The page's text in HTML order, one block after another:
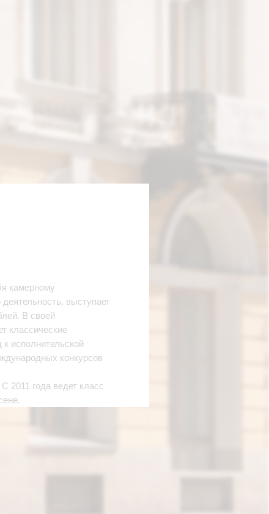
камерному
выступает
В своей
классические
исполнительской
конкурсов
2011 года ведет класс